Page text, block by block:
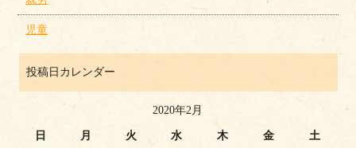
児童
投稿日カレンダー
2020年2月
日 月 火 水 木 金 土